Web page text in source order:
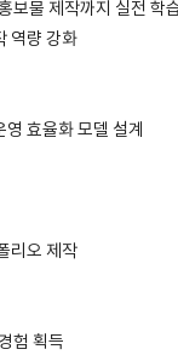
보물 제작까지 실전 학
역량 강화
효율화 모델 설계
리오 제작
험 획득